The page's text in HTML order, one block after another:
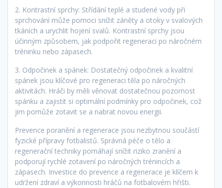
2. Kontrastní sprchy: Střídání teplé a studené vody při
sprchování může pomoci snížit záněty a otoky v svalových
tkáních a urychlit hojení svalů. Kontrastní sprchy jsou
účinným způsobem, jak podpořit regeneraci po náročném
tréninku nebo zápasech.
3. Odpočinek a spánek: Dostatečný odpočinek a kvalitní
spánek jsou klíčové pro regeneraci těla po náročných
aktivitách. Hráči by měli věnovat dostatečnou pozornost
spánku a zajistit si optimální podmínky pro odpočinek, což
jim pomůže zotavit se a nabrat novou energii.
Prevence poranění a regenerace jsou nezbytnou součástí
fyzické přípravy fotbalistů. Správná péče o tělo a
regenerační techniky pomáhají snížit riziko zranění a
podporují rychlé zotavení po náročných trénincích a
zápasech. Investice do prevence a regenerace je klíčem k
udržení zdraví a výkonnosti hráčů na fotbalovém hřišti.